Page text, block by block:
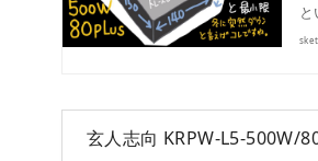
玄人志向 KRPW-L5-500W/